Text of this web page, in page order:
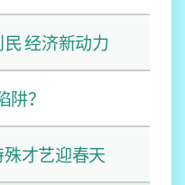
经济新动力
？
才艺迎春天